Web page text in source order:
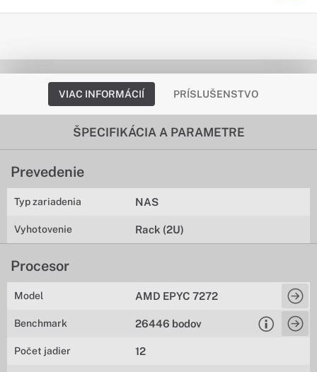
VIAC INFORMÁCIÍ PRÍSLUŠENSTVO
ŠPECIFIKÁCIA A PARAMETRE
Prevedenie
Typ zariadenia NAS
Vyhotovenie Rack (2U)
Procesor
Model AMD EPYC 7272
Benchmark 26446 bodov
Počet jadier 12